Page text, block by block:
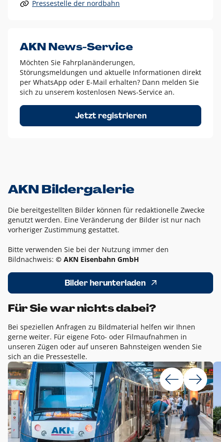
Alle anderen Logo-Varianten dürfen nur in Ausnahmefällen
Diese Ausnahmen sind zum Beispiel:
dem AKN Blau,
weißes Logo auf Fotohintergründen,
schwarzes Logo für reine Schwarz-Weiß-Umsetzungen
Um das Logo herum muss ein Schutzraum von jeweils einer
Höhe bzw. Breite des N aus AKN in alle Richtungen
Pressestelle der nordbahn
AKN News-Service
Möchten Sie Fahrplanänderungen,
Störungsmeldungen und aktuelle Informationen direkt
per WhatsApp oder E-Mail erhalten? Dann melden Sie
sich zu unserem kostenlosen News-Service an.
Jetzt registrieren
AKN Bildergalerie
Die bereitgestellten Bilder können für redaktionelle Zwecke
genutzt werden. Eine Veränderung der Bilder ist nur nach
vorheriger Zustimmung gestattet.
Bitte verwenden Sie bei der Nutzung immer den
Bildnachweis: © AKN Eisenbahn GmbH
Bilder herunterladen
Für Sie war nichts dabei?
Bei speziellen Anfragen zu Bildmaterial helfen wir Ihnen
gerne weiter. Für eigene Foto- oder Filmaufnahmen in
unseren Zügen oder auf unseren Bahnsteigen wenden Sie
sich an die Pressestelle.